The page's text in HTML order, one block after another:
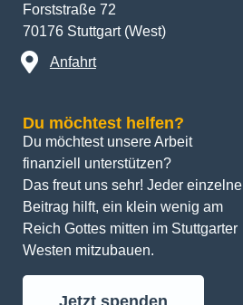
Forststraße 72
70176 Stuttgart (West)
Anfahrt
Du möchtest helfen?
Du möchtest unsere Arbeit
finanziell unterstützen?
Das freut uns sehr! Jeder einzelne
Beitrag hilft, ein klein wenig am
Reich Gottes mitten im Stuttgarter
Westen mitzubauen.
Jetzt spenden